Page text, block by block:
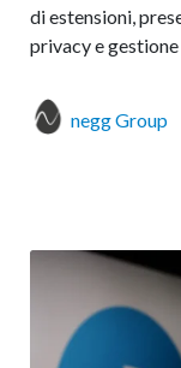
di estensioni,
privacy e gestione
negg Group